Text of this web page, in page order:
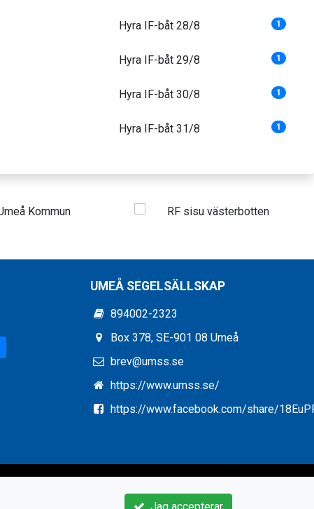
Hyra IF-båt 28/8 1
Hyra IF-båt 29/8 1
Hyra IF-båt 30/8 1
Hyra IF-båt 31/8 1
UMEÅ SEGELSÄLLSKAP
894002-2323
Box 378, SE-901 08 Umeå
brev@umss.se
https://www.umss.se/
https://www.facebook.com/share/